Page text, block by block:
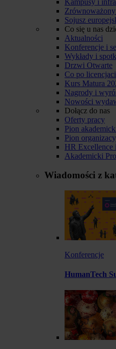
Sojusz
Co się u nas
Aktualności
Konferencje i
Wykłady i
Drzwi Otwarte
Co po
Kurs Matura
Nagrody i
Nowości
Dołącz do nas
Oferty pracy
Pion
Pion
HR Excellence
Akademicki
Wiadomości z
Konferencje
HumanTech